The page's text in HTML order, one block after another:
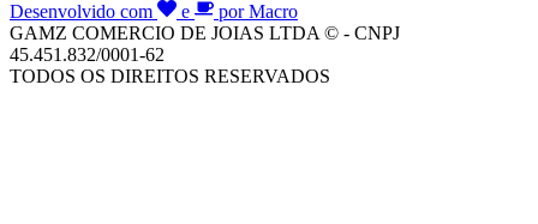
Desenvolvido com e
por Macro
GAMZ COMERCIO DE JOIAS LTDA © - CNPJ
45.451.832/0001-62
TODOS OS DIREITOS RESERVADOS